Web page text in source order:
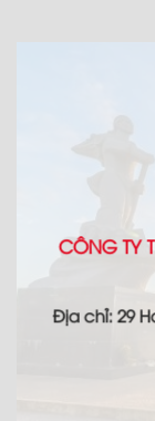
CÔNG TY
Địa chỉ: 29